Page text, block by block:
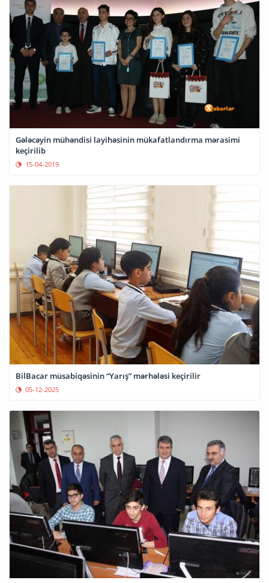
Gələcəyin mühəndisi layihəsinin mükafatlandırma mərasimi
keçirilib
15-04-2019
BilBacar müsabiqəsinin “Yarış” mərhələsi keçirilir
05-12-2025